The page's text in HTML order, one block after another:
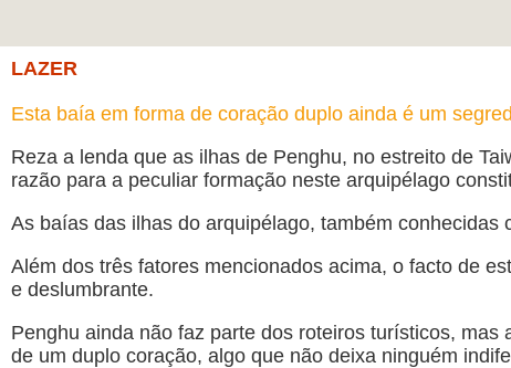
LAZER
Esta baía em forma de coração duplo ainda é um
Reza a lenda que as ilhas de Penghu, no estreito de
razão para a peculiar formação neste arquipélago
As baías das ilhas do arquipélago, também
Além dos três fatores mencionados acima, o facto de
e deslumbrante.
Penghu ainda não faz parte dos roteiros turísticos,
de um duplo coração, algo que não deixa ninguém